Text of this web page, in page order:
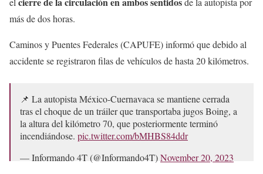
más de dos horas.
Caminos y Puentes Federales (CAPUFE) informó que debido al
accidente se registraron filas de vehículos de hasta 20 kilómetros.
📌 La autopista México-Cuernavaca se mantiene cerrada
tras el choque de un tráiler que transportaba jugos Boing, a
la altura del kilómetro 70, que posteriormente terminó
incendiándose. pic.twitter.com/bMHBS84ddr
— Informando 4T (@Informando4T)November 20, 2023